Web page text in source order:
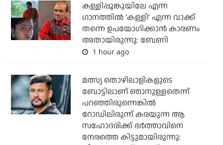
കള്ളിപ്പൂങ്കുയിലേ എന്ന
ഗാനത്തിൽ 'കള്ളി' എന്ന വാക്ക്
തന്നെ ഉപയോഗിക്കാൻ കാരണം
അതായിരുന്നു: ബേണി
1 hour ago
മത്സ്യ തൊഴിലാളികളുടെ
ബോട്ടിലാണ് ഞാനുള്ളതെന്ന്
പറഞ്ഞിരുന്നെങ്കില്‍
റോഡിലിരുന്ന് കരയുന്ന ആ
സഹോദരിക്ക് ഭര്‍ത്താവിനെ
നേരത്തെ കിട്ടുമായിരുന്നു: